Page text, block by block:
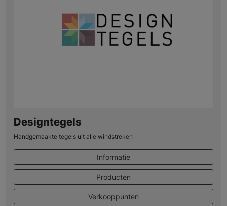
Designtegels
Handgemaakte tegels uit alle windstreken
Informatie
Producten
Verkooppunten